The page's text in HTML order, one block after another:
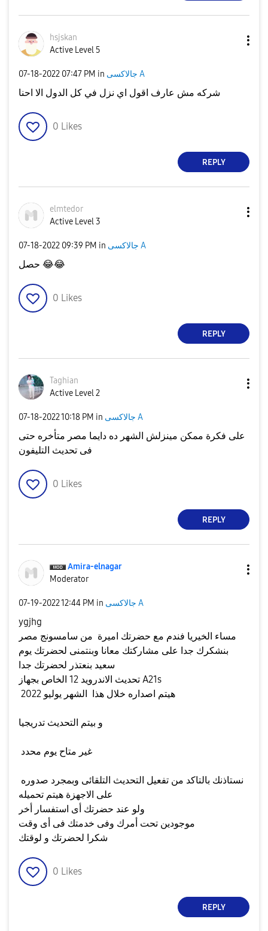
hsjskan
Active Level 5
‎07-18-2022 07:47 PM in جالاكسى A
شركه مش عارف اقول اي نزل في كل الدول الا احنا
0 Likes
REPLY
elmtedor
Active Level 3
‎07-18-2022 09:39 PM in جالاكسى A
😂😂
0 Likes
REPLY
Taghian
Active Level 2
‎07-18-202210:18 PM in جالاكسى A
على فكرة ممكن مينزلش الشهر ده دايما مصر متأخره حتى
فى تحديث التليفون
0 Likes
REPLY
Amira-elnagar
Moderator
‎07-19-202212:44 PM in جالاكسى A
ygjhg
مساء الخيريا فندم مع حضرتك اميرة من سامسونج مصر
بنشكرك جدا على مشاركتك معانا وبنتمنى لحضرتك يوم
تحديث الاندرويد 12 الخاص بجهاز A21s
هيتم اصداره خلال هذا الشهر يوليو 2022
و بيتم التحديث تدريجيا
غير متاح يوم محدد
ولو عند حضرتك أى استفسار أخر
موجودين تحت أمرك وفى خدمتك فى أى وقت
شكرا لحضرتك و لوقتك
0 Likes
REPLY